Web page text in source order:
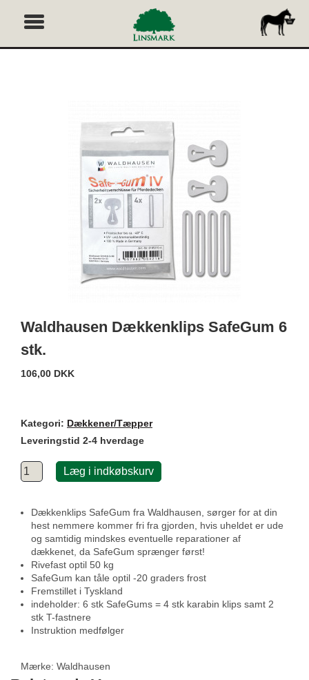
Waldhausen Dækkenklips SafeGum 6
stk.
106,00 DKK
Kategori: Dækkener/Tæpper
Leveringstid 2-4 hverdage
Læg i indkøbskurv
Dækkenklips SafeGum fra Waldhausen, sørger for at din
hest nemmere kommer fri fra gjorden, hvis uheldet er ude
og samtidig mindskes eventuelle reparationer af
dækkenet, da SafeGum sprænger først!
Rivefast optil 50 kg
SafeGum kan tåle optil -20 graders frost
Fremstillet i Tyskland
indeholder: 6 stk SafeGums = 4 stk karabin klips samt 2
stk T-fastnere
Instruktion medfølger
Mærke: Waldhausen